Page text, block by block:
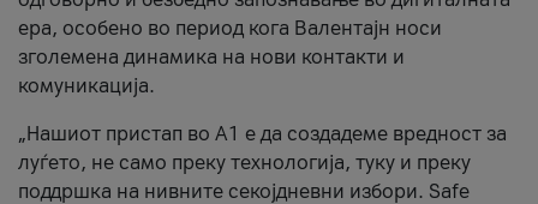
ера, особено во период кога Валентајн носи
зголемена динамика на нови контакти и
комуникација.
„Нашиот пристап во А1 е да создадеме вредност за
луѓето, не само преку технологија, туку и преку
поддршка на нивните секојдневни избори. Safe